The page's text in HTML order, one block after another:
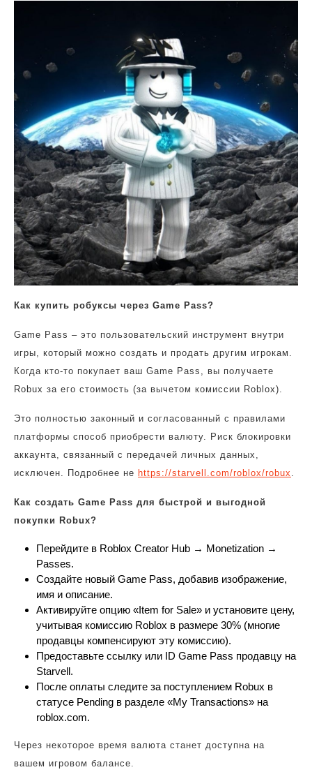
Как купить робуксы через Game Pass?
Game Pass – это пользовательский инструмент внутри
игры, который можно создать и продать другим игрокам.
Когда кто-то покупает ваш Game Pass, вы получаете
Robux за его стоимость (за вычетом комиссии Roblox).
Это полностью законный и согласованный с правилами
платформы способ приобрести валюту. Риск блокировки
аккаунта, связанный с передачей личных данных,
исключен. Подробнее не https://starvell.com/roblox/robux .
Как создать Game Pass для быстрой и выгодной
покупки Robux?
Перейдите в Roblox Creator Hub → Monetization →
Passes.
Создайте новый Game Pass, добавив изображение,
имя и описание.
Активируйте опцию «Item for Sale» и установите цену,
учитывая комиссию Roblox в размере 30% (многие
продавцы компенсируют эту комиссию).
Предоставьте ссылку или ID Game Pass продавцу на
Starvell.
После оплаты следите за поступлением Robux в
статусе Pending в разделе «My Transactions» на
roblox.com.
Через некоторое время валюта станет доступна на
вашем игровом балансе.